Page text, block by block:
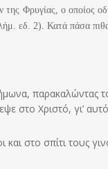
Φρυγίας, ο οποίος
εδ. 2). Κατά πάσα
παρακαλώντας
στο Χριστό, γι’
στο σπίτι τους